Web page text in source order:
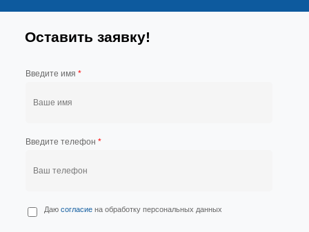
Оставить заявку!
Введите имя *
Введите телефон *
П
е
Даю согласиена обработку персональных данных